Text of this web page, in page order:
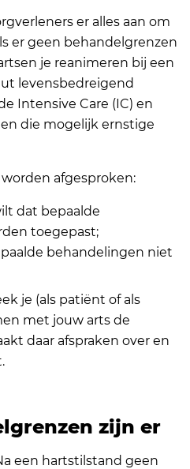
er alles aan om
er geen behandelgrenzen
je reanimeren bij een
levensbedreigend
Intensive Care (IC) en
die mogelijk ernstige
afgesproken:
dat bepaalde
toegepast;
behandelingen niet
je (als patiënt of als
met jouw arts de
daar afspraken over en
zijn er
een hartstilstand geen